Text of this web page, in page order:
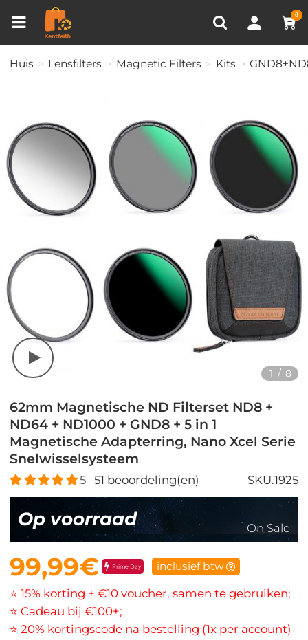
0
RECENT BEKEKEN
Huis Lensfilters Magnetic Filters Kits
1 / 8
62mm Magnetische ND Filterset ND8 +
ND64 + ND1000 + GND8 + 5 in 1
Magnetische Adapterring, Nano Xcel Serie
Snelwisselsysteem
5 51 beoordeling(en) SKU.1925
Op voorraad On Sale
99,99€ Prime Day inclusief btw
⭐ 15% korting + €10 voucher, samen te gebruiken;
⭐ Cadeau bij €100+;
⭐ 20% kortingscode na bestelling (1x per account)